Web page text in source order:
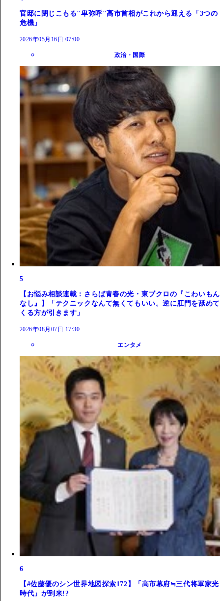
官邸に閉じこもる"卑弥呼"高市首相がこれから迎える「3つの
危機」
2026年05月16日 07:00
政治・国際
5
【お悩み相談連載：さらば青春の光・東ブクロの『こわいもん
なし』】「テクニックなんて無くてもいい。逆に肛門を舐めて
くる方が引きます」
2026年08月07日 17:30
エンタメ
6
【#佐藤優のシン世界地図探索172】「高市幕府≒三代将軍家光
時代」が到来!?